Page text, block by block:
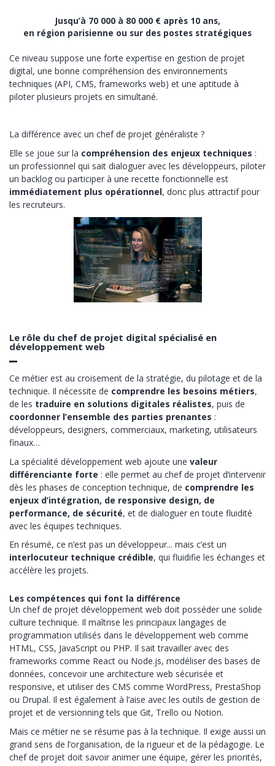
Jusqu’à 70 000 à 80 000 € après 10 ans,
en région parisienne ou sur des postes stratégiques
Ce niveau suppose une forte expertise en gestion de projet
digital, une bonne compréhension des environnements
techniques (API, CMS, frameworks web) et une aptitude à
piloter plusieurs projets en simultané.
La différence avec un chef de projet généraliste ?
Elle se joue sur la compréhension des enjeux techniques :
un professionnel qui sait dialoguer avec les développeurs, piloter
un backlog ou participer à une recette fonctionnelle est
immédiatement plus opérationnel, donc plus attractif pour
les recruteurs.
Le rôle du chef de projet digital spécialisé en
développement web
Ce métier est au croisement de la stratégie, du pilotage et de la
technique. Il nécessite de comprendre les besoins métiers,
de les traduire en solutions digitales réalistes, puis de
coordonner l’ensemble des parties prenantes :
développeurs, designers, commerciaux, marketing, utilisateurs
finaux…
La spécialité développement web ajoute une valeur
différenciante forte : elle permet au chef de projet d’intervenir
dès les phases de conception technique, de comprendre les
enjeux d’intégration, de responsive design, de
performance, de sécurité, et de dialoguer en toute fluidité
avec les équipes techniques.
En résumé, ce n’est pas un développeur... mais c’est un
interlocuteur technique crédible, qui fluidifie les échanges et
accélère les projets.
Les compétences qui font la différence
Un chef de projet développement web doit posséder une solide
culture technique. Il maîtrise les principaux langages de
programmation utilisés dans le développement web comme
HTML, CSS, JavaScript ou PHP. Il sait travailler avec des
frameworks comme React ou Node.js, modéliser des bases de
données, concevoir une architecture web sécurisée et
responsive, et utiliser des CMS comme WordPress, PrestaShop
ou Drupal. Il est également à l’aise avec les outils de gestion de
projet et de versionning tels que Git, Trello ou Notion.
Mais ce métier ne se résume pas à la technique. Il exige aussi un
grand sens de l’organisation, de la rigueur et de la pédagogie. Le
chef de projet doit savoir animer une équipe, gérer les priorités,